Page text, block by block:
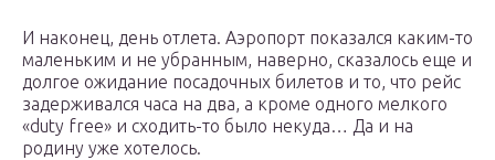
И наконец, день отлета. Аэропорт показался каким-то
маленьким и не убранным, наверно, сказалось еще и
долгое ожидание посадочных билетов и то, что рейс
задерживался часа на два, а кроме одного мелкого
«duty free» и сходить-то было некуда… Да и на
родину уже хотелось.